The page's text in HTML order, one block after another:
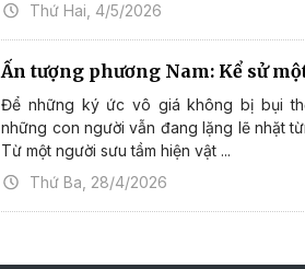
Thứ Hai, 4/5/2026
Ấn tượng phương Nam: Kể sử
Để những ký ức vô giá không bị bụi
những con người vẫn đang lặng lẽ nhặt
Từ một người sưu tầm hiện vật ...
Thứ Ba, 28/4/2026